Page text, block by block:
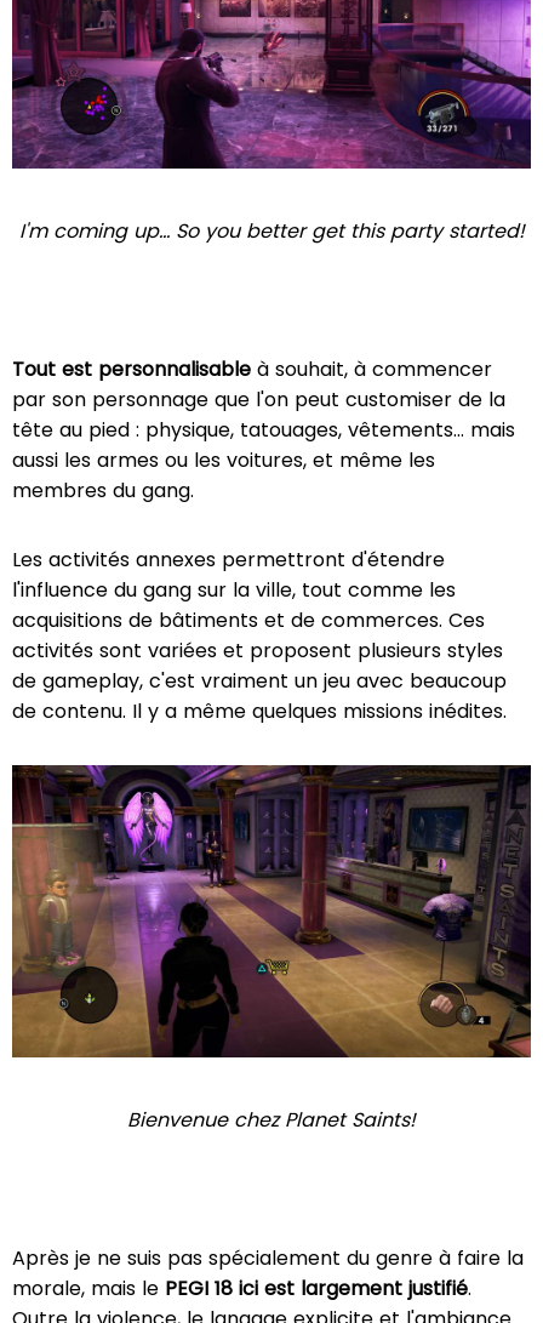
I'm coming up... So you better get this party started!
Tout est personnalisable à souhait, à commencer
par son personnage que l'on peut customiser de la
tête au pied : physique, tatouages, vêtements… mais
aussi les armes ou les voitures, et même les
membres du gang.
Les activités annexes permettront d'étendre
l'influence du gang sur la ville, tout comme les
acquisitions de bâtiments et de commerces. Ces
activités sont variées et proposent plusieurs styles
de gameplay, c'est vraiment un jeu avec beaucoup
de contenu. Il y a même quelques missions inédites.
Bienvenue chez Planet Saints!
Après je ne suis pas spécialement du genre à faire la
morale, mais le PEGI 18 ici est largement justifié.